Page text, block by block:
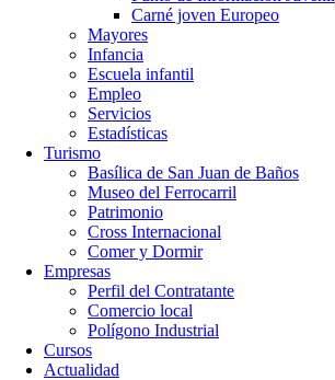
Carné joven Europeo
Mayores
Infancia
Escuela infantil
Empleo
Servicios
Estadísticas
Turismo
Basílica de San Juan de Baños
Museo del Ferrocarril
Patrimonio
Cross Internacional
Comer y Dormir
Empresas
Perfil del Contratante
Comercio local
Polígono Industrial
Cursos
Actualidad